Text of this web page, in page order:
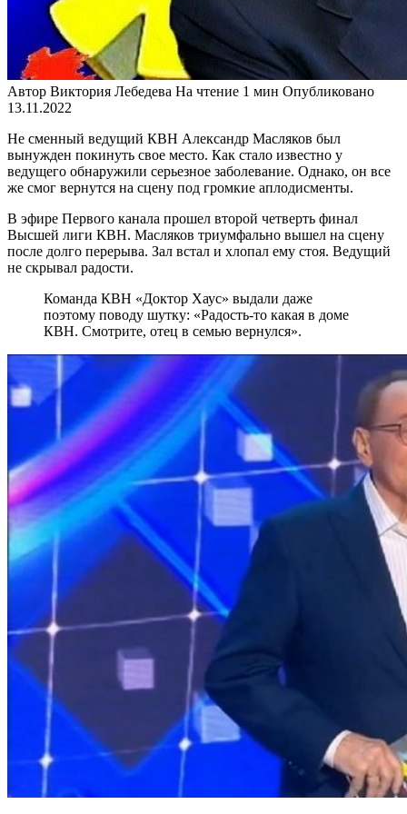
Автор Виктория Лебедева На чтение 1 мин Опубликовано
13.11.2022
Не сменный ведущий КВН Александр Масляков был
вынужден покинуть свое место. Как стало известно у
ведущего обнаружили серьезное заболевание. Однако, он все
же смог вернутся на сцену под громкие аплодисменты.
В эфире Первого канала прошел второй четверть финал
Высшей лиги КВН. Масляков триумфально вышел на сцену
после долго перерыва. Зал встал и хлопал ему стоя. Ведущий
не скрывал радости.
Команда КВН «Доктор Хаус» выдали даже
поэтому поводу шутку: «Радость-то какая в доме
КВН. Смотрите, отец в семью вернулся».